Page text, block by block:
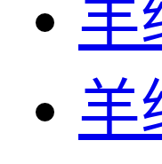
羊
羊